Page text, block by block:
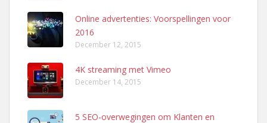
Online advertenties: Voorspellingen voor
2016
December 12, 2015
4K streaming met Vimeo
December 14, 2015
5 SEO-overwegingen om Klanten en